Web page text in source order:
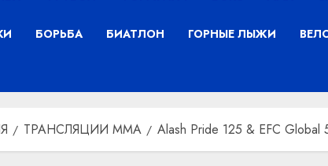
БОРЬБА БИАТЛОН ГОРНЫЕ ЛЫЖИ
ТРАНСЛЯЦИИ ММА Alash Pride 125 & EFC Global